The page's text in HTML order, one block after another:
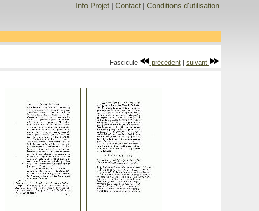
Info Projet| Contact| Conditions d'utilisation
Fascicule précédent| suivant